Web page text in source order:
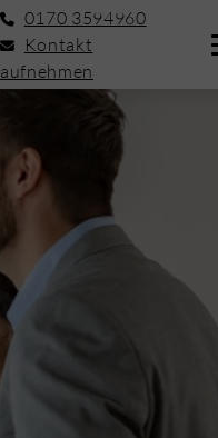
0170 3594960
Kontakt
aufnehmen